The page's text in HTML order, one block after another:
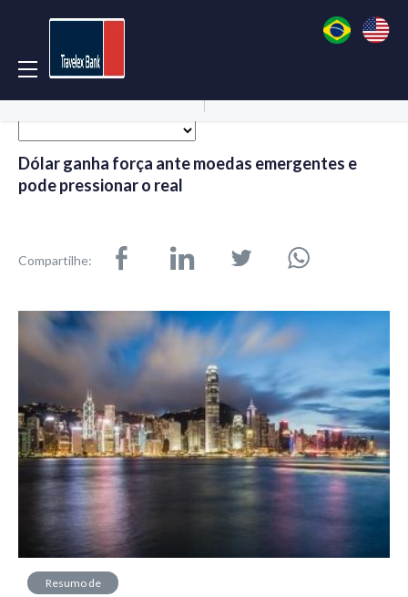
Dólar ganha força ante moedas emergentes e
pode pressionar o real
Compartilhe:
Resumo de